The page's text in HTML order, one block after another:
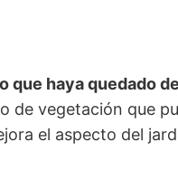
que haya quedado
de vegetación que
el aspecto del